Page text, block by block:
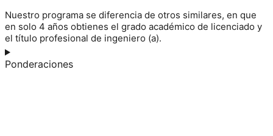
Nuestro programa se diferencia de otros similares, en que
en solo 4 años obtienes el grado académico de licenciado y
el título profesional de ingeniero (a).
Ponderaciones